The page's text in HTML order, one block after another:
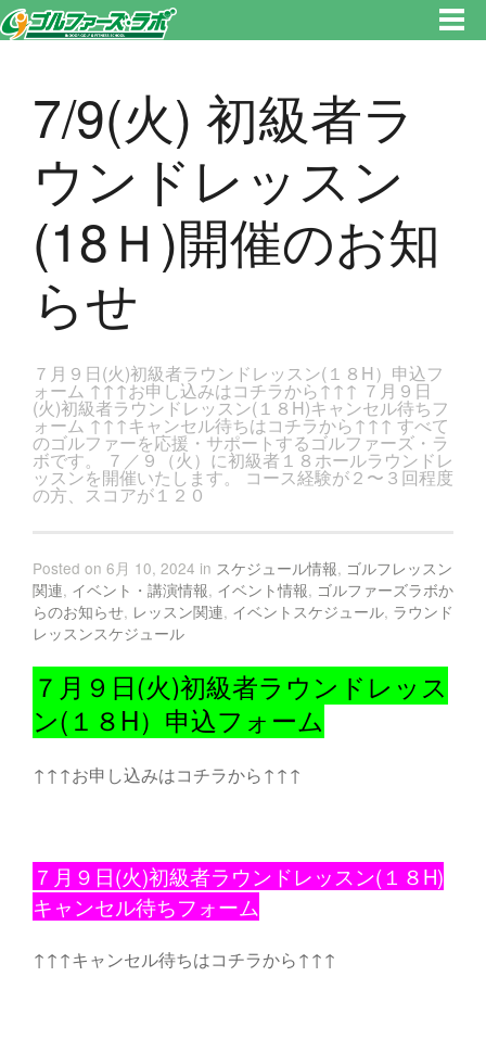
です。新宿区、若松河田で気軽にゴルフレッスン！
7/9(火) 初級者ラ
ウンドレッスン
(18Ｈ)開催のお知
らせ
７月９日(火)初級者ラウンドレッスン(１８H）申込フ
ォーム ↑↑↑お申し込みはコチラから↑↑↑ ７月９日
(火)初級者ラウンドレッスン(１８H)キャンセル待ちフ
ォーム ↑↑↑キャンセル待ちはコチラから↑↑↑ すべて
のゴルファーを応援・サポートするゴルファーズ・ラ
ボです。 ７／９（火）に初級者１８ホールラウンドレ
ッスンを開催いたします。 コース経験が２〜３回程度
の方、スコアが１２０
Posted on 6月 10, 2024 in スケジュール情報, ゴルフレッスン
関連, イベント・講演情報, イベント情報, ゴルファーズラボか
らのお知らせ, レッスン関連, イベントスケジュール, ラウンド
レッスンスケジュール
７月９日(火)初級者ラウンドレッス
ン(１８H）申込フォーム
↑↑↑お申し込みはコチラから↑↑↑
７月９日(火)初級者ラウンドレッスン(１８H)
キャンセル待ちフォーム
↑↑↑キャンセル待ちはコチラから↑↑↑